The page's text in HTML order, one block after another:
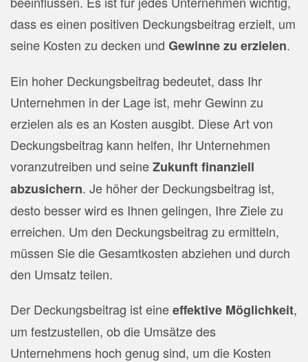
dass es einen positiven Deckungsbeitrag erzielt, um
seine Kosten zu decken und Gewinne zu erzielen.
Ein hoher Deckungsbeitrag bedeutet, dass Ihr
Unternehmen in der Lage ist, mehr Gewinn zu
erzielen als es an Kosten ausgibt. Diese Art von
Deckungsbeitrag kann helfen, Ihr Unternehmen
voranzutreiben und seineZukunft finanziell
abzusichern. Je höher der Deckungsbeitrag ist,
desto besser wird es Ihnen gelingen, Ihre Ziele zu
erreichen. Um den Deckungsbeitrag zu ermitteln,
müssen Sie die Gesamtkosten abziehen und durch
den Umsatz teilen.
Der Deckungsbeitrag ist eineeffektive Möglichkeit,
um festzustellen, ob die Umsätze des
Unternehmens hoch genug sind, um die Kosten